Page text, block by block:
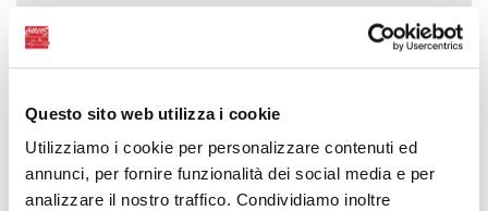
Questo sito web utilizza i cookie
Utilizziamo i cookie per personalizzare contenuti ed
annunci, per fornire funzionalità dei social media e per
analizzare il nostro traffico. Condividiamo inoltre